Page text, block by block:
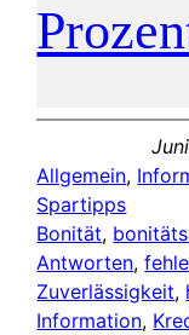
Allgemein,
Spartipps
Bonität,
Antworten,
Zuverlässigkeit,
Information,